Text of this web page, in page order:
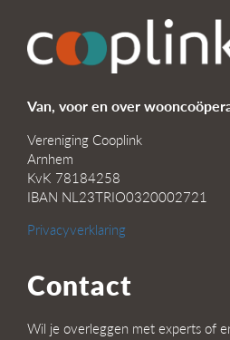
Van, voor en over
Vereniging Cooplink
Arnhem
KvK 78184258
IBAN NL23TRIO0320002721
Privacyverklaring
Contact
Wil je overleggen met experts of